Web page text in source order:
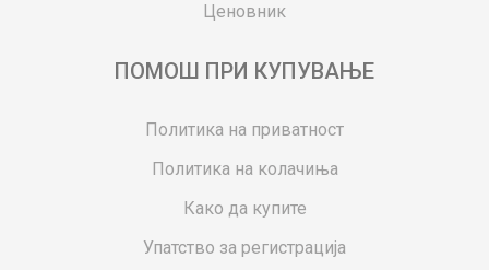
Ценовник
ПОМОШ ПРИ КУПУВАЊЕ
Политика на приватност
Политика на колачиња
Како да купите
Упатство за регистрација